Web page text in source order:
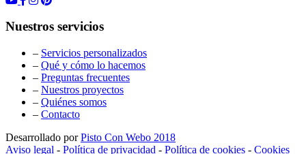
Nuestros servicios
– Servicios personalizados
– Qué y cómo lo hacemos
– Preguntas frecuentes
– Nuestros proyectos
– Quiénes somos
– Contacto
Desarrollado porPisto Con Webo 2018
Aviso legal - Política de privacidad - Política de cookies - Cookies